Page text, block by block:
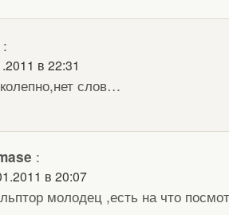
:
в 22:31
слов…
:
в 20:07
молодец ,есть на что